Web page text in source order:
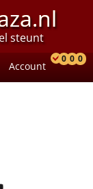
steunt
Account
0 0 0